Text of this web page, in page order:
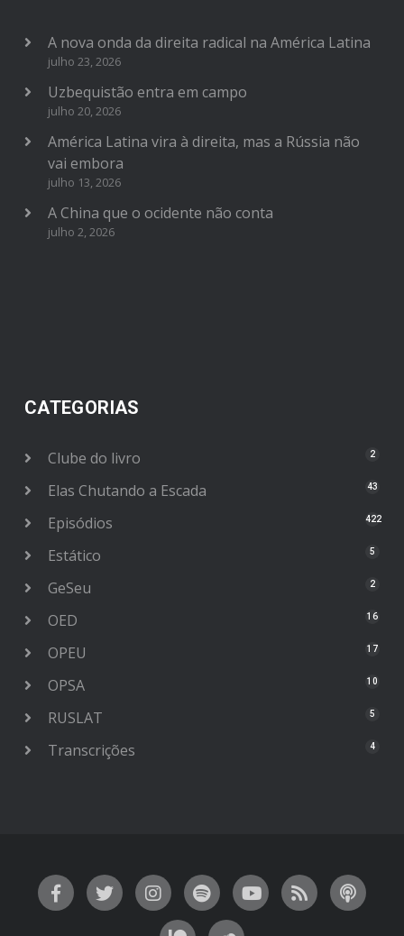
A nova onda da direita radical na América Latina
julho 23, 2026
Uzbequistão entra em campo
julho 20, 2026
América Latina vira à direita, mas a Rússia não
vai embora
julho 13, 2026
A China que o ocidente não conta
julho 2, 2026
CATEGORIAS
Clube do livro 2
Elas Chutando a Escada 43
Episódios 422
Estático 5
GeSeu 2
OED 16
OPEU 17
OPSA 10
RUSLAT 5
Transcrições 4